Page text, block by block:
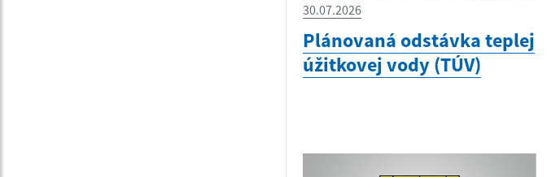
30.07.2026
Plánovaná odstávka teplej
úžitkovej vody (TÚV)